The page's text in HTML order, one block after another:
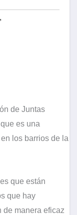
,
de Juntas
es una
los barrios de la
que están
que hay
de manera eficaz